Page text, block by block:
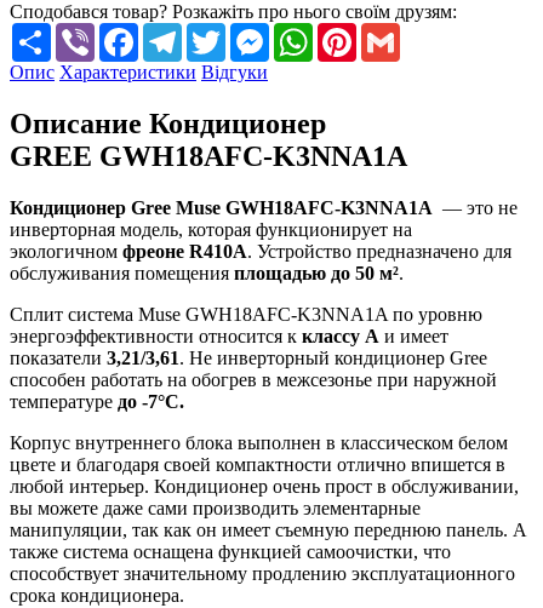
Сподобався товар? Розкажіть про нього своїм друзям:
Share Viber FacebookTelegramTwitterMessengerWhatsApp
Pinterest
Опис Характеристики Відгуки
Описание Кондиционер
GREE GWH18AFC-K3NNA1A
Кондиционер Gree Muse GWH18AFC-K3NNA1A — это не
инверторная модель, которая функционирует на
экологичном фреоне R410A. Устройство предназначено для
обслуживания помещения площадью до 50 м².
Сплит система Muse GWH18AFC-K3NNA1A по уровню
энергоэффективности относится к классу А и имеет
показатели 3,21/3,61. Не инверторный кондиционер Gree
способен работать на обогрев в межсезонье при наружной
температуре до -7°С.
Корпус внутреннего блока выполнен в классическом белом
цвете и благодаря своей компактности отлично впишется в
любой интерьер. Кондиционер очень прост в обслуживании,
вы можете даже сами производить элементарные
манипуляции, так как он имеет съемную переднюю панель. А
также система оснащена функцией самоочистки, что
способствует значительному продлению эксплуатационного
срока кондиционера.